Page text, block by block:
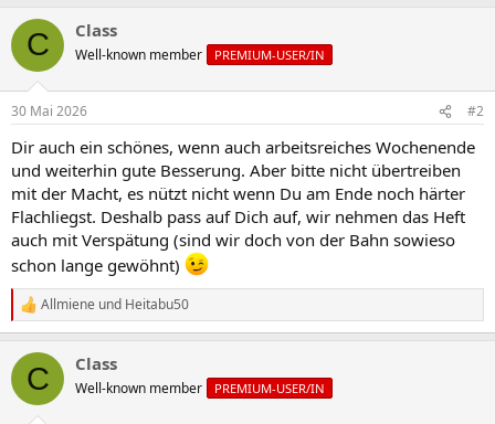
C Class
Well-known member PREMIUM-USER/IN
30 Mai 2026 #2
Dir auch ein schönes, wenn auch arbeitsreiches Wochenende
und weiterhin gute Besserung. Aber bitte nicht übertreiben
mit der Macht, es nützt nicht wenn Du am Ende noch härter
Flachliegst. Deshalb pass auf Dich auf, wir nehmen das Heft
auch mit Verspätung (sind wir doch von der Bahn sowieso
schon lange gewöhnt)
R
e
k
i
Allmiene und Heitabu50
C Class
Well-known member PREMIUM-USER/IN